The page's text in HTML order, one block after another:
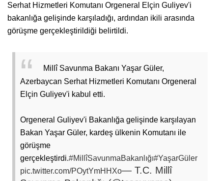
Serhat Hizmetleri Komutanı Orgeneral Elçin Guliyev'i
bakanlığa gelişinde karşıladığı, ardından ikili arasında
görüşme gerçekleştirildiği belirtildi.
Millî Savunma Bakanı Yaşar Güler,
Azerbaycan Serhat Hizmetleri Komutanı Orgeneral
Elçin Guliyev'i kabul etti.
Orgeneral Guliyev'i Bakanlığa gelişinde karşılayan
Bakan Yaşar Güler, kardeş ülkenin Komutanı ile
görüşme
gerçekleştirdi.#MillîSavunmaBakanlığı#YaşarGüler
pic.twitter.com/POytYmHHXo— T.C. Millî